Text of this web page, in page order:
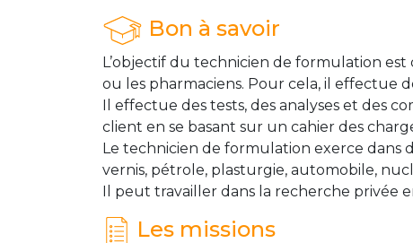
Bon à savoir
L’objectif du technicien de formulation
ou les pharmaciens. Pour cela, il effectue
Il effectue des tests, des analyses et des
client en se basant sur un cahier des
Le technicien de formulation exerce dans
vernis, pétrole, plasturgie, automobile,
Il peut travailler dans la recherche privée
Les missions